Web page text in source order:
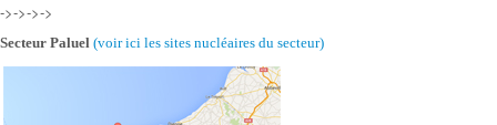
->->->->
Secteur Paluel (voir ici les sites nucléaires du secteur)